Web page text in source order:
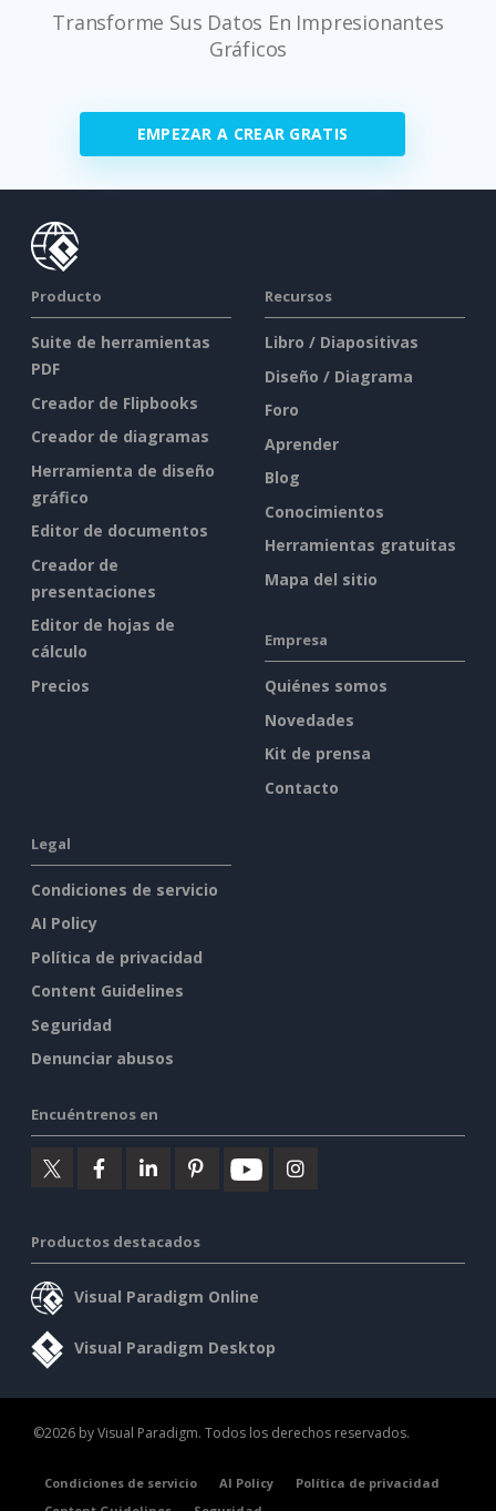
Transforme Sus Datos En Impresionantes
Gráficos
EMPEZAR A CREAR GRATIS
Producto
Suite de herramientas
PDF
Creador de Flipbooks
Creador de diagramas
Herramienta de diseño
gráfico
Editor de documentos
Creador de
presentaciones
Editor de hojas de
cálculo
Precios
Recursos
Libro / Diapositivas
Diseño / Diagrama
Foro
Aprender
Blog
Conocimientos
Herramientas gratuitas
Mapa del sitio
Empresa
Quiénes somos
Novedades
Kit de prensa
Contacto
Legal
Condiciones de servicio
AI Policy
Política de privacidad
Content Guidelines
Seguridad
Denunciar abusos
Encuéntrenos en
Productos destacados
Visual Paradigm Online
Visual Paradigm Desktop
©2026 by Visual Paradigm. Todos los derechos reservados.
Condiciones de servicio AI Policy
Política de privacidad